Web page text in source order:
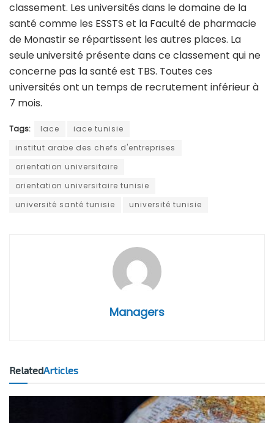
classement. Les universités dans le domaine de la
santé comme les ESSTS et la Faculté de pharmacie
de Monastir se répartissent les autres places. La
seule université présente dans ce classement qui ne
concerne pas la santé est TBS. Toutes ces
universités ont un temps de recrutement inférieur à
7 mois.
Tags: Iace
iace tunisie
institut arabe des chefs d'entreprises
orientation universitaire
orientation universitaire tunisie
université santé tunisie
université tunisie
Managers
RelatedArticles